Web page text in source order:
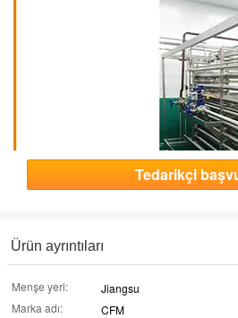
Tedarikçi
Ürün ayrıntıları
Menşe yeri:
Jiangsu
Marka adı:
CFM